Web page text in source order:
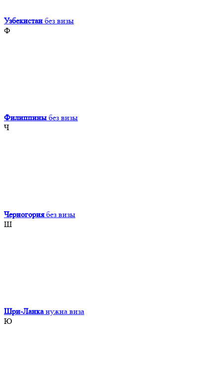
Узбекистан без визы
Ф
Филиппины без визы
Ч
Черногория без визы
Ш
Шри-Ланка нужна виза
Ю